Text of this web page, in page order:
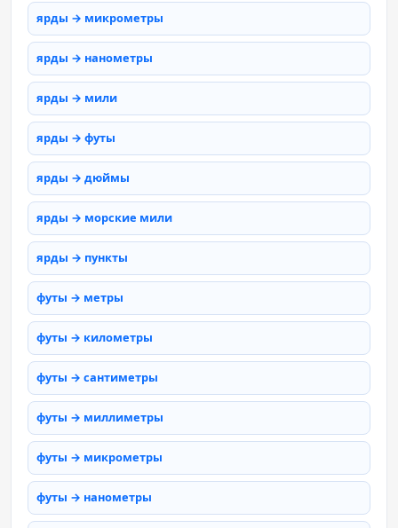
ярды → микрометры
ярды → нанометры
ярды → мили
ярды → футы
ярды → дюймы
ярды → морские мили
ярды → пункты
футы → метры
футы → километры
футы → сантиметры
футы → миллиметры
футы → микрометры
футы → нанометры